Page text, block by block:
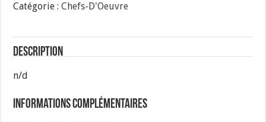
Catégorie :Chefs-D'Oeuvre
Description
n/d
Informations complémentaires